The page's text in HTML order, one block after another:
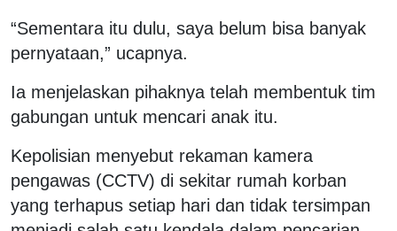
“Sementara itu dulu, saya belum bisa banyak
pernyataan,” ucapnya.
Ia menjelaskan pihaknya telah membentuk tim
gabungan untuk mencari anak itu.
Kepolisian menyebut rekaman kamera
pengawas (CCTV) di sekitar rumah korban
yang terhapus setiap hari dan tidak tersimpan